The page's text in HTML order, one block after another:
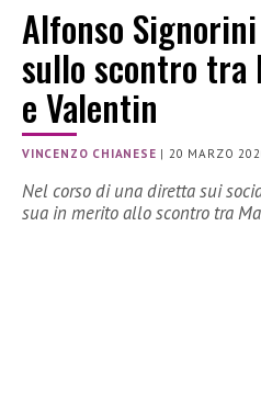
Alfonso
sullo scontro tra
e Valentin
VINCENZO CHIANESE |20 MARZO
Nel corso di una diretta sui
sua in merito allo scontro tra